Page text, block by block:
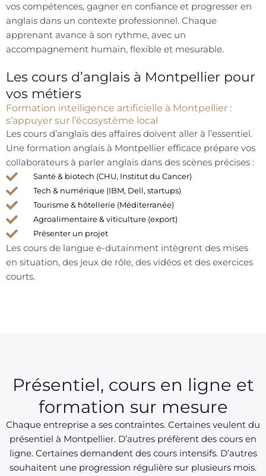
vos compétences, gagner en confiance et progresser en
anglais dans un contexte professionnel. Chaque
apprenant avance à son rythme, avec un
accompagnement humain, flexible et mesurable.
Les cours d’anglais à Montpellier pour
vos métiers
Formation intelligence artificielle à Montpellier :
s’appuyer sur l’écosystème local
Les cours d’anglais des affaires doivent aller à l’essentiel.
Une formation anglais à Montpellier efficace prépare vos
collaborateurs à parler anglais dans des scènes précises :
Santé & biotech (CHU, Institut du Cancer)
Tech & numérique (IBM, Dell, startups)
Tourisme & hôtellerie (Méditerranée)
Agroalimentaire & viticulture (export)
Présenter un projet
Les cours de langue e-dutainment intègrent des mises
en situation, des jeux de rôle, des vidéos et des exercices
courts.
Présentiel, cours en ligne et
formation sur mesure
Chaque entreprise a ses contraintes. Certaines veulent du
présentiel à Montpellier. D’autres préfèrent des cours en
ligne. Certaines demandent des cours intensifs. D’autres
souhaitent une progression régulière sur plusieurs mois.